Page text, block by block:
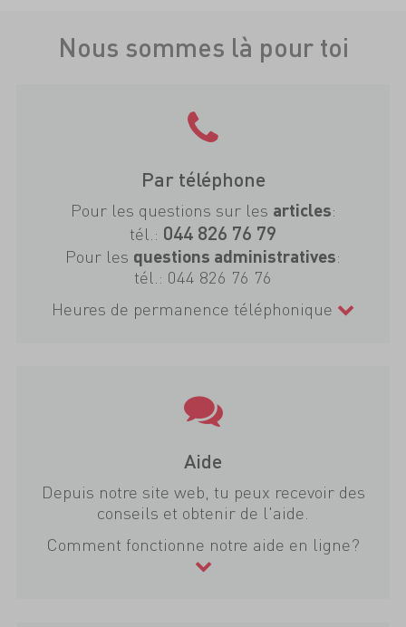
Nous sommes là pour toi
Par téléphone
Pour les questions sur les articles:
tél.: 044 826 76 79
Pour les questions administratives:
tél.: 044 826 76 76
Heures de permanence téléphonique
Aide
Depuis notre site web, tu peux recevoir des
conseils et obtenir de l'aide.
Comment fonctionne notre aide en ligne?